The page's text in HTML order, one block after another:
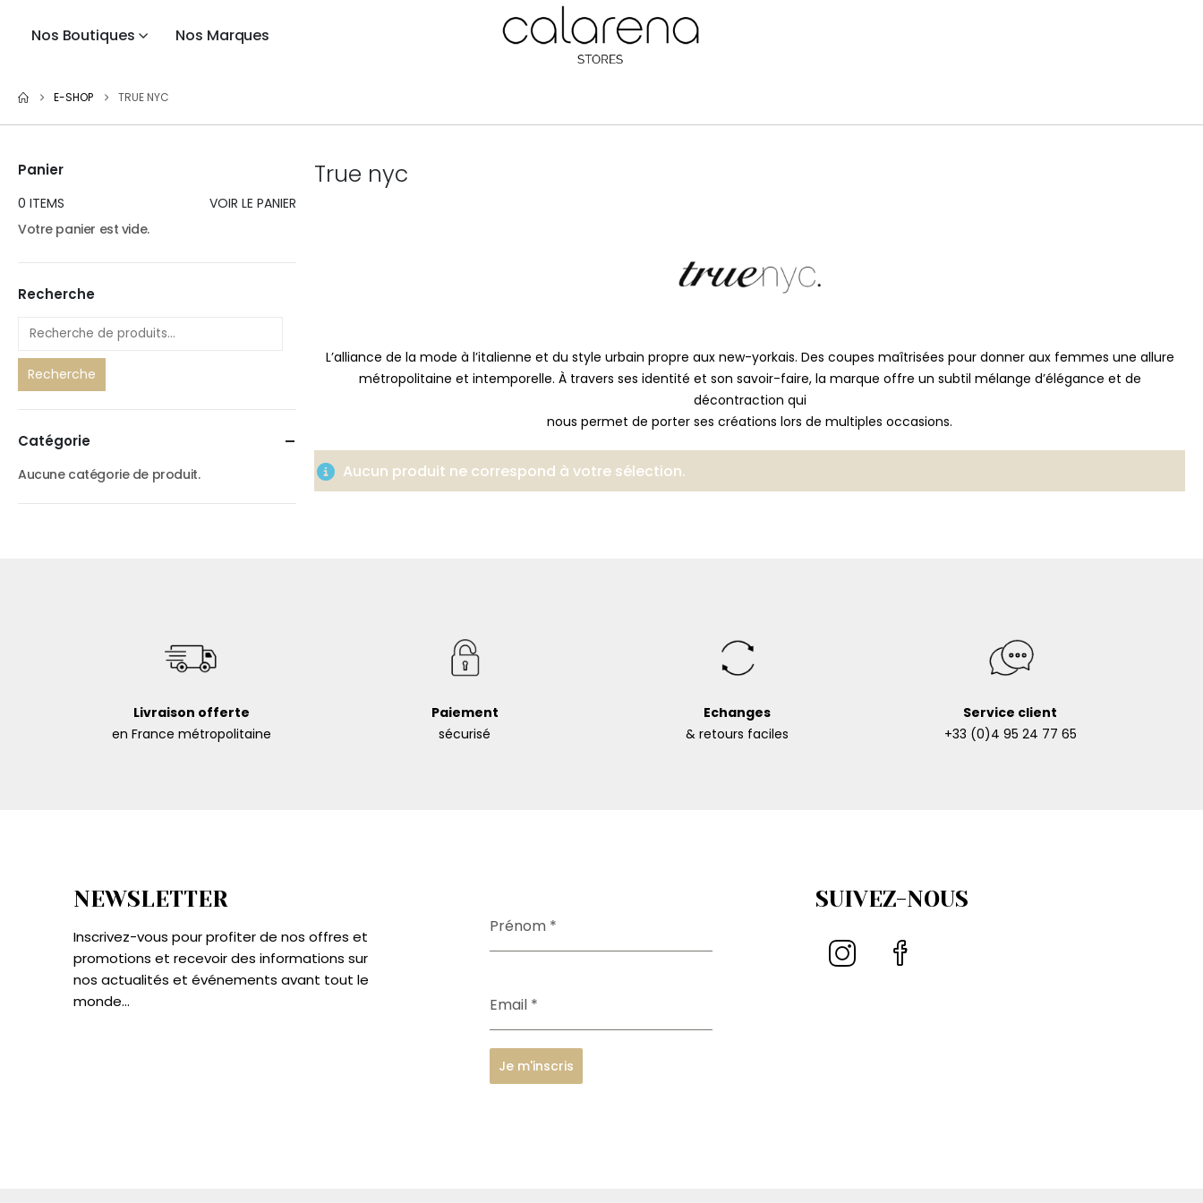
Nos Boutiques Nos Marques
E-SHOP TRUE NYC
True nyc
L’alliance de la mode à l’italienne et du style urbain propre aux new-yorkais. Des coupes maîtrisées pour donner aux femmes une allure
métropolitaine et intemporelle. À travers ses identité et son savoir-faire, la marque offre un subtil mélange d’élégance et de
décontraction qui
nous permet de porter ses créations lors de multiples occasions.
Aucun produit ne correspond à votre sélection.
Panier
0 ITEMS
VOIR LE PANIER
Votre panier est vide.
Recherche
Recherche
Catégorie
Aucune catégorie de produit.
Livraison offerte
en France métropolitaine
Paiement
sécurisé
Echanges
& retours faciles
Service client
+33 (0)4 95 24 77 65
NEWSLETTER
Inscrivez-vous pour profiter de nos offres et
promotions et recevoir des informations sur
nos actualités et événements avant tout le
monde...
Prénom *
Email *
Je m'inscris
SUIVEZ-NOUS